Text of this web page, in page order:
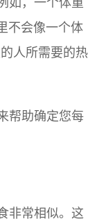
如，一个体重
不会像一个体
人所需要的热
帮助确定您每
非常相似。这